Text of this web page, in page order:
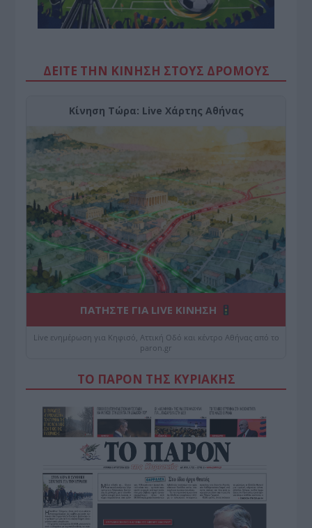
ΔΕΙΤΕ ΤΗΝ ΚΙΝΗΣΗ ΣΤΟΥΣ ΔΡΌΜΟΥΣ
Κίνηση Τώρα: Live Χάρτης Αθήνας
ΠΑΤΗΣΤΕ ΓΙΑ LIVE ΚΙΝΗΣΗ
Live ενημέρωση για Κηφισό, Αττική Οδό και κέντρο Αθήνας από το
paron.gr
ΤΟ ΠΑΡΟΝ ΤΗΣ ΚΥΡΙΑΚΗΣ